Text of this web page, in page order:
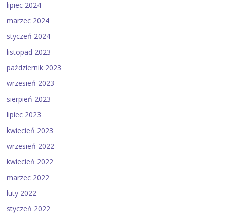
lipiec 2024
marzec 2024
styczeń 2024
listopad 2023
październik 2023
wrzesień 2023
sierpień 2023
lipiec 2023
kwiecień 2023
wrzesień 2022
kwiecień 2022
marzec 2022
luty 2022
styczeń 2022